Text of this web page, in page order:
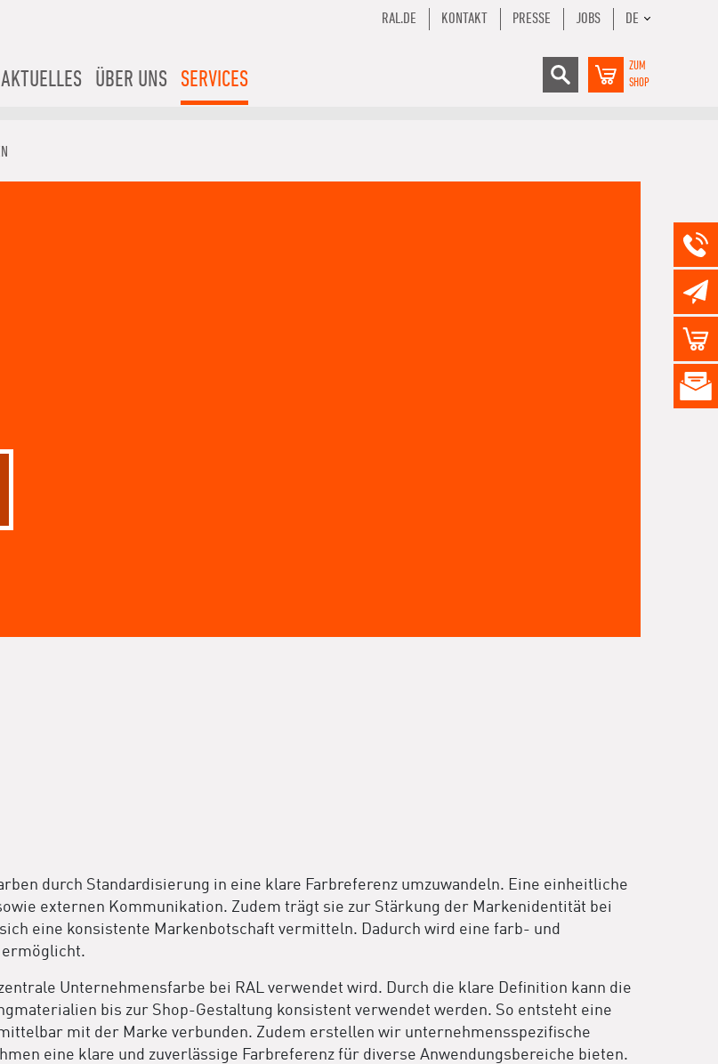
AKTUELLES ÜBER UNS SERVICES
RAL.DE KONTAKT PRESSE JOBS DE
ZUM
SHOP
durch Standardisierung in eine klare Farbreferenz umzuwandeln. Eine einheitliche
externen Kommunikation. Zudem trägt sie zur Stärkung der Markenidentität bei
eine konsistente Markenbotschaft vermitteln. Dadurch wird eine farb- und
Unternehmensfarbe bei RAL verwendet wird. Durch die klare Definition kann die
bis zur Shop-Gestaltung konsistent verwendet werden. So entsteht eine
mit der Marke verbunden. Zudem erstellen wir unternehmensspezifische
eine klare und zuverlässige Farbreferenz für diverse Anwendungsbereiche bieten.